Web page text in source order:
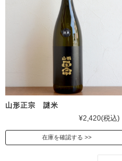
山形正宗 謎米
¥2,420(税込)
在庫を確認する